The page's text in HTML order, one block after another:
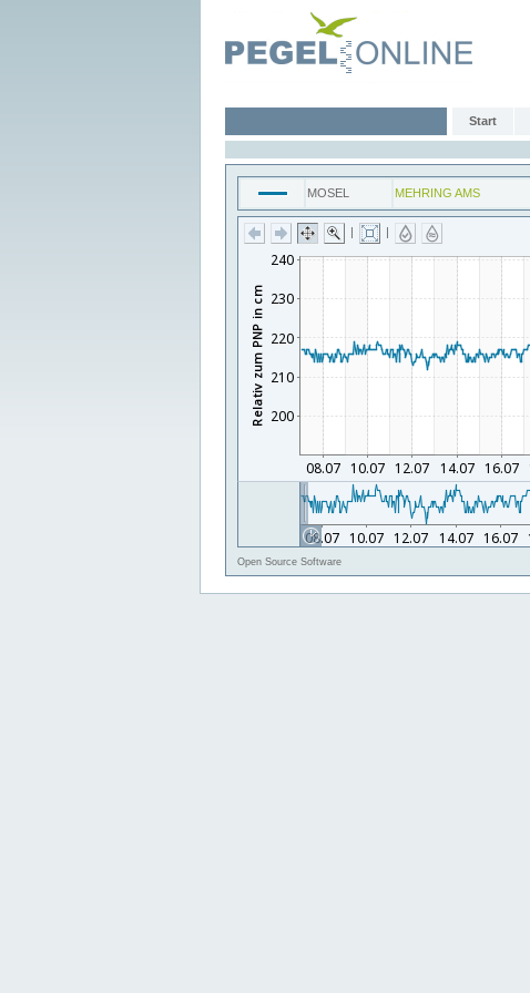
Start
MOSEL MEHRING AMS
| |
Open Source Software